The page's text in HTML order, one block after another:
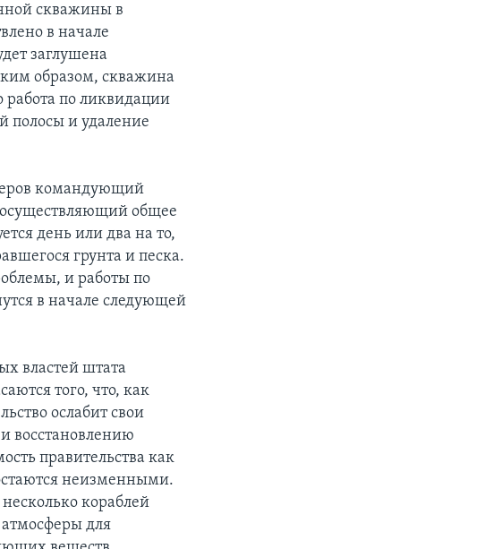
скважины в
в начале
заглушена
образом, скважина
работа по ликвидации
полосы и удаление
командующий
общее
день или два на то,
грунта и песка.
и работы по
в начале следующей
властей штата
того, что, как
ослабит свои
восстановлению
правительства как
неизменными.
кораблей
для